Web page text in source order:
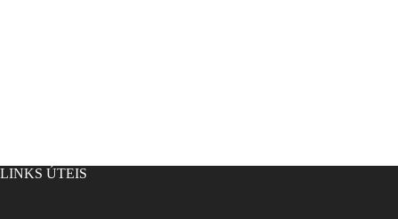
LINKS ÚTEIS